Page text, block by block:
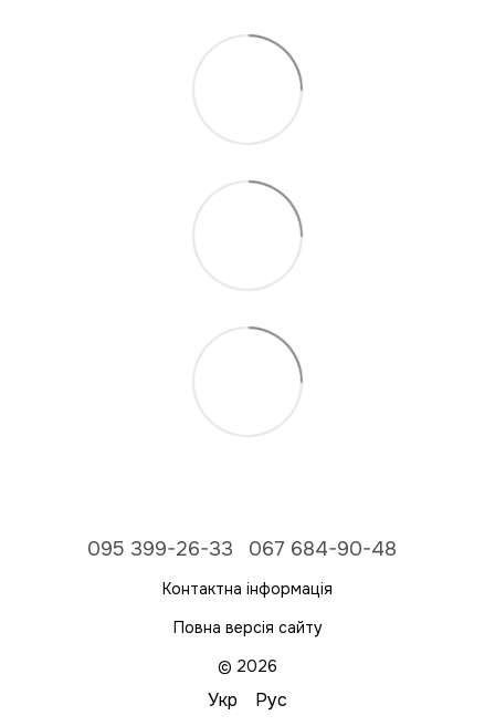
095 399-26-33 067 684-90-48
Контактна інформація
Повна версія сайту
© 2026
Укр Рус